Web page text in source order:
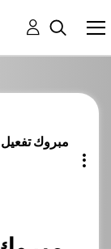
مبروك